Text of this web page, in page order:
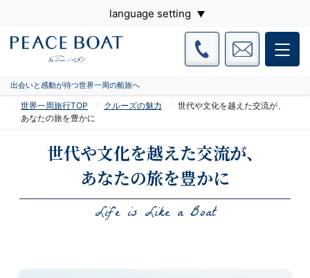
language setting
出会いと感動が待つ世界一周の船旅へ
世界一周旅行TOP クルーズの魅力
世代や文化を越えた交流が、
あなたの旅を豊かに
世代や文化を越えた交流が、
あなたの旅を豊かに
Life is Like a Boat